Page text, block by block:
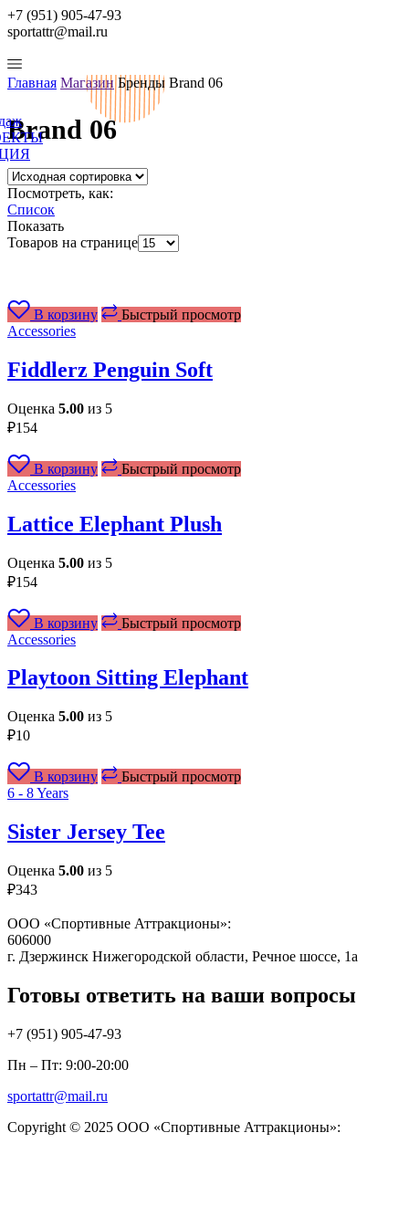
+7 (951) 905-47-93
sportattr@mail.ru
Главная Магазин Бренды Brand 06
Brand 06
Посмотреть, как:
Список
Показать
Товаров на странице
В корзину
Быстрый просмотр
Accessories
Fiddlerz Penguin Soft
Оценка 5.00 из 5
₽154
В корзину
Быстрый просмотр
Accessories
Lattice Elephant Plush
Оценка 5.00 из 5
₽154
В корзину
Быстрый просмотр
Accessories
Playtoon Sitting Elephant
Оценка 5.00 из 5
₽10
В корзину
Быстрый просмотр
6 - 8 Years
Sister Jersey Tee
Оценка 5.00 из 5
₽343
ООО «Спортивные Аттракционы»:
606000
г. Дзержинск Нижегородской области, Речное шоссе, 1а
Готовы ответить на ваши вопросы
+7 (951) 905-47-93
Пн – Пт: 9:00-20:00
sportattr@mail.ru
Copyright © 2025 ООО «Спортивные Аттракционы»: